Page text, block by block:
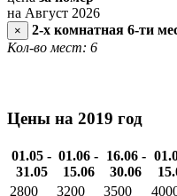
на Август 2026
×
2-х комнатная 6-ти
Кол-во мест: 6
Цены на 2019 год
01.05 -
31.05
01.06 -
15.06
16.06 -
30.06
2800
3200 3500